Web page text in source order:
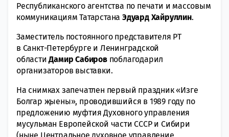
Республиканского агентства по печати и массовым
коммуникациям ТатарстанаЭдуард Хайруллин.
Заместитель постоянного представителя РТ
в Санкт-Петербурге и Ленинградской
областиДамирСабиров поблагодарил
организаторов выставки.
На снимках запечатлен первый праздник «Изге
Болгар җыены», проводившийся в 1989 году по
предложению муфтия Духовного управления
мусульман Европейской части СССР и Сибири
(ныне Центральное духовное управление